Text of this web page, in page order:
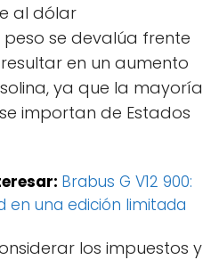
al dólar
peso se devalúa frente
en un aumento
ya que la mayoría
importan de Estados
Brabus G V12 900:
en una edición limitada
los impuestos y